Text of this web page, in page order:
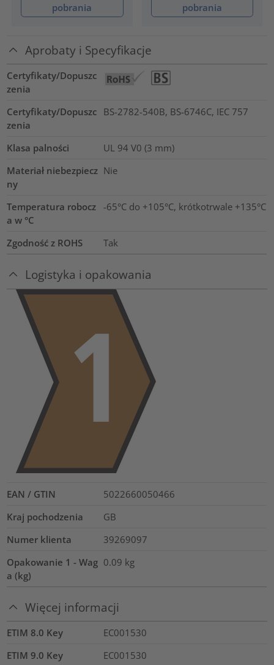
pobrania
pobrania
Aprobaty i Specyfikacje
Certyfikaty/Dopuszc
zenia
Certyfikaty/Dopuszc
zenia
BS-2782-540B, BS-6746C, IEC 757
Klasa palności
UL 94 V0 (3 mm)
Materiał niebezpiecz
ny
Nie
Temperatura robocz
a w °C
-65°C do +105°C, krótkotrwale +135°C
Zgodność z ROHS Tak
Logistyka i opakowania
EAN / GTIN
5022660050466
Kraj pochodzenia
GB
Numer klienta
39269097
Opakowanie 1 - Wag
a (kg)
0.09 kg
Więcej informacji
ETIM 8.0 Key
EC001530
ETIM 9.0 Key
EC001530